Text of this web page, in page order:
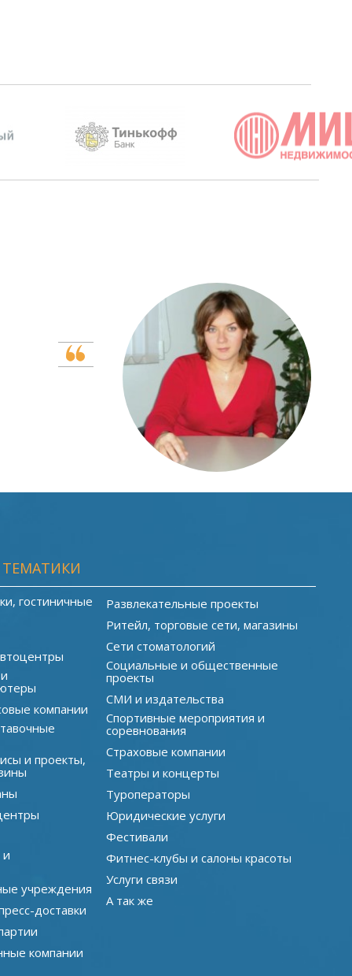
гостиничные
компании
и проекты,
учреждения
доставки
компании
Развлекательные проекты
Ритейл, торговые сети, магазины
Сети стоматологий
Социальные и общественные
проекты
СМИ и издательства
Спортивные мероприятия и
соревнования
Страховые компании
Театры и концерты
Туроператоры
Юридические услуги
Фестивали
Фитнес-клубы и салоны красоты
Услуги связи
А так же